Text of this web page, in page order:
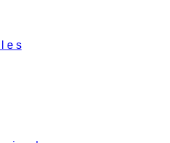
e s